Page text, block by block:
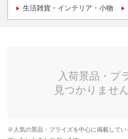
生活雑貨・インテリア・小物